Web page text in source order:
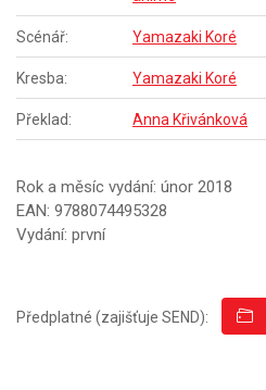
Scénář: Yamazaki Koré
Kresba: Yamazaki Koré
Překlad: Anna Křivánková
Rok a měsíc vydání: únor 2018
EAN: 9788074495328
Vydání: první
Předplatné (zajišťuje SEND):